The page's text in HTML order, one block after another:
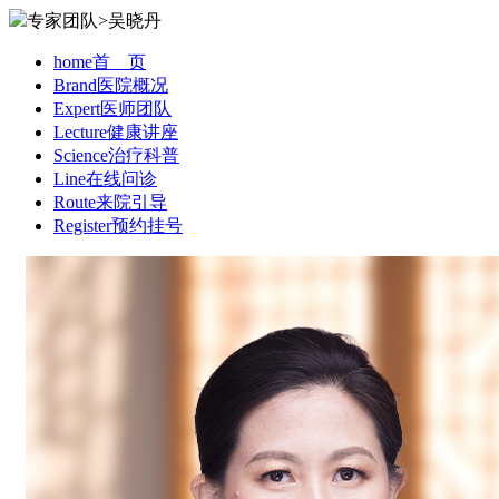
专家团队>吴晓丹
home首 页
Brand医院概况
Expert医师团队
Lecture健康讲座
Science治疗科普
Line在线问诊
Route来院引导
Register预约挂号